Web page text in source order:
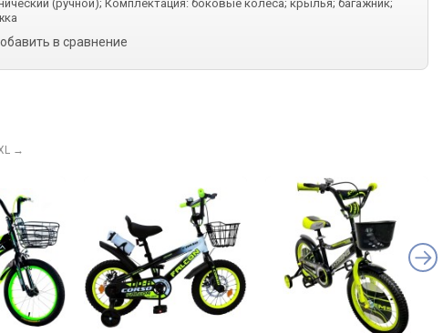
(ручной); Комплектация: боковые колеса; крылья; багажник;
в сравнение
→